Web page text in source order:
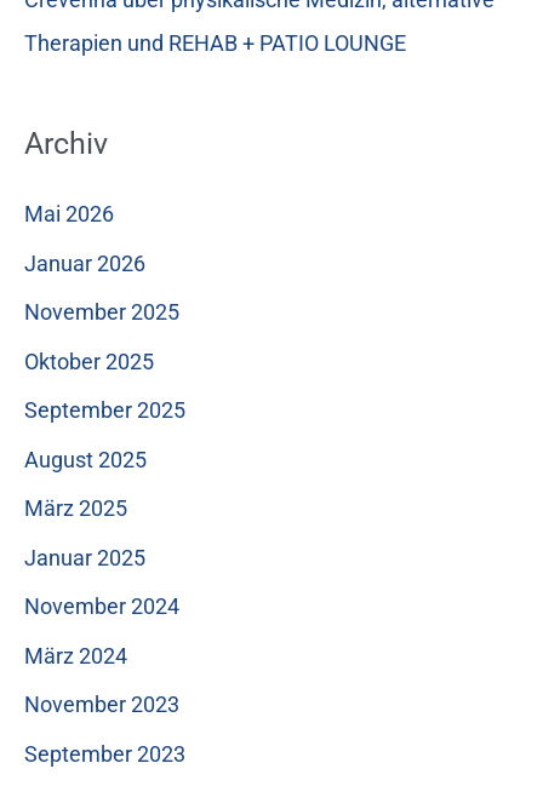
Therapien und REHAB + PATIO LOUNGE
Archiv
Mai 2026
Januar 2026
November 2025
Oktober 2025
September 2025
August 2025
März 2025
Januar 2025
November 2024
März 2024
November 2023
September 2023